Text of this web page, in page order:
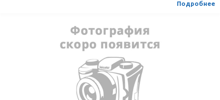
Подробнее